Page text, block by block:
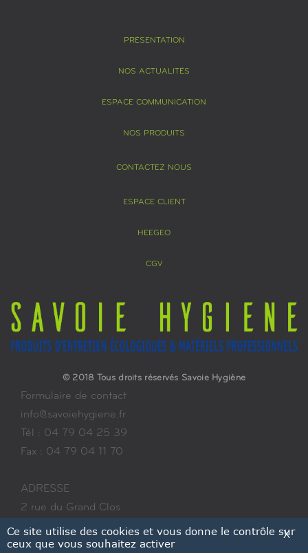
PRÉSENTATION
NOS ACTUALITÉS
ESPACE COMMUNICATION
NOS PRODUITS
CONTACTEZ NOUS
ESPACE CLIENT
HEEGEO
CGV
© 2018 Tous droits réservés Savoie Hygiène
Formulaire de contact
info@savoiehygiene.fr
Tél : 04 79 04 25 39
Fax : 04 79 04 11 70
ADRESSE
2 rue du Grand Clos
ZA les Colombières
73700 BOURG-SAINT-MAURICE
X
Ce site utilise des cookies et vous donne le contrôle sur
ceux que vous souhaitez activer